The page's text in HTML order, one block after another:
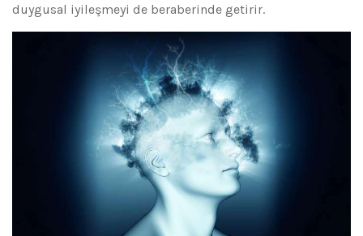
duygusal iyileşmeyi de beraberinde getirir.